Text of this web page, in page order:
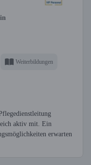
Weiterbildungen
aktiv mit. Ein
erwarten